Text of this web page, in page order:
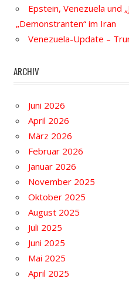
Epstein, Venezuela und
„Demonstranten“ im Iran
Venezuela-Update –
ARCHIV
Juni 2026
April 2026
März 2026
Februar 2026
Januar 2026
November 2025
Oktober 2025
August 2025
Juli 2025
Juni 2025
Mai 2025
April 2025